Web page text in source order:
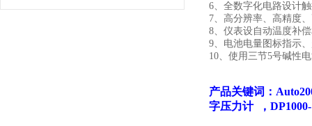
6、全数字化电路设计
7、高分辨率、高精度
8、仪表设自动温度补
9、电池电量图标指示
10、使用三节5号碱性
产品关键词：
字压力计，